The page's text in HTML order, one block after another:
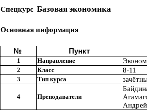
Спецкурс Базовая экономика
Основная информация
№ Пункт
1 Направление
2 Класс 8-11
3 Тип курса
4 Преподаватели
Андрей